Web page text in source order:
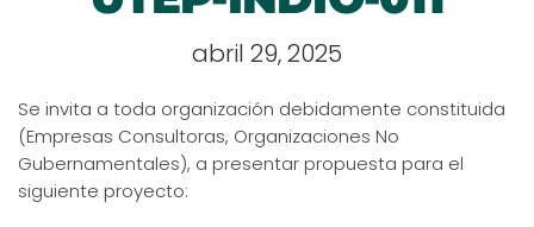
abril 29, 2025
Se invita a toda organización debidamente constituida
(Empresas Consultoras, Organizaciones No
Gubernamentales), a presentar propuesta para el
siguiente proyecto: